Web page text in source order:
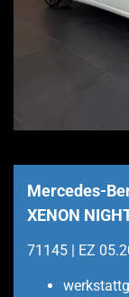
Mercedes-
XENON
71145 | EZ